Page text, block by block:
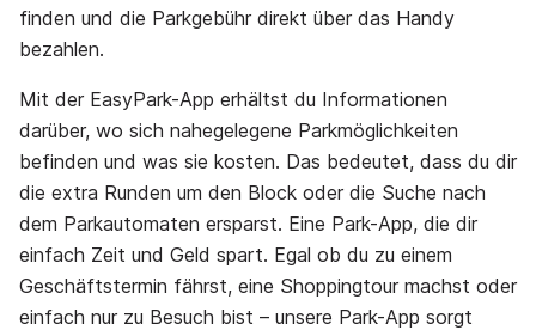
finden und die Parkgebühr direkt über das Handy
bezahlen.
Mit der EasyPark-App erhältst du Informationen
darüber, wo sich nahegelegene Parkmöglichkeiten
befinden und was sie kosten. Das bedeutet, dass du dir
die extra Runden um den Block oder die Suche nach
dem Parkautomaten ersparst. Eine Park-App, die dir
einfach Zeit und Geld spart. Egal ob du zu einem
Geschäftstermin fährst, eine Shoppingtour machst oder
einfach nur zu Besuch bist – unsere Park-App sorgt